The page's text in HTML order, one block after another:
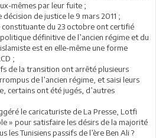
mêmes par leur fuite ;
décision de justice le 9 mars 2011 ;
constituante du 23 octobre ont certifié
définitive de l’ancien régime et du
est en elle-même une forme
;
de la transition ont arrêté plusieurs
de l’ancien régime, et saisi leurs
certains ont été jugés, d’autres
le caricaturiste de La Presse, Lotfi
» pour satisfaire les désirs de la majorité
les Tunisiens passifs de l’ère Ben Ali ?